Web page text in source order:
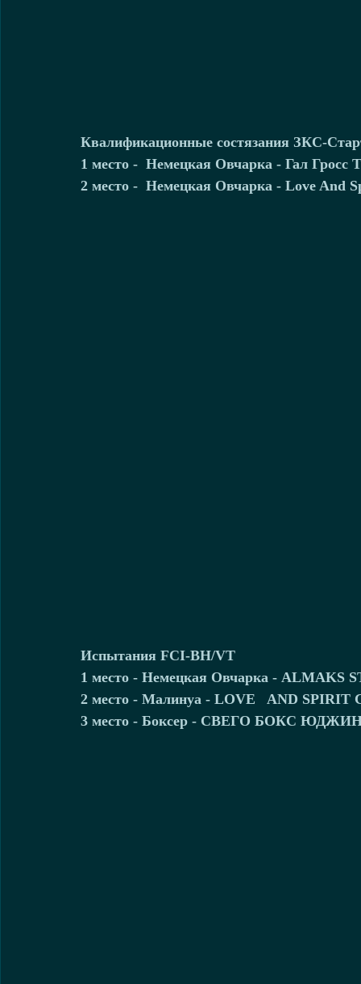
Квалификационные состязания ЗКС-
1 место -  Немецкая Овчарка - Гал
2 место -  Немецкая Овчарка - Love And
Испытания FCI-BH/VT
1 место - Немецкая Овчарка - ALMAKS
2 место - Малинуа - LOVE   AND
3 место - Боксер - СВЕГО БОКС ЮДЖИН